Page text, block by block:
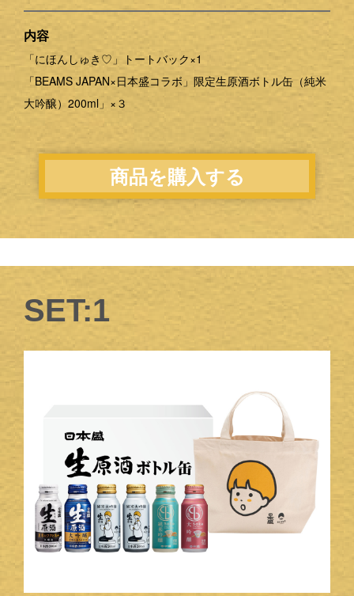
内容
「にほんしゅき♡」トートバック×1
「BEAMS JAPAN×日本盛コラボ」限定生原酒ボトル缶（純米
大吟醸）200ml」×３
商品を購入する
SET:1